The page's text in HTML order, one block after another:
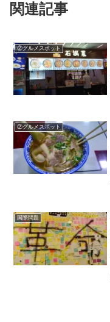
関連記事
②グルメスポット
②グルメスポット
国際問題